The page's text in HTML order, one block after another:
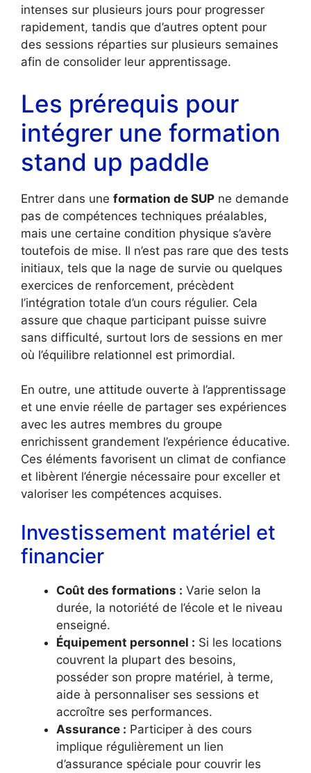
intenses sur plusieurs jours pour progresser
rapidement, tandis que d’autres optent pour
des sessions réparties sur plusieurs semaines
afin de consolider leur apprentissage.
Les prérequis pour
intégrer une formation
stand up paddle
Entrer dans une formation de SUP ne demande
pas de compétences techniques préalables,
mais une certaine condition physique s’avère
toutefois de mise. Il n’est pas rare que des tests
initiaux, tels que la nage de survie ou quelques
exercices de renforcement, précèdent
l’intégration totale d’un cours régulier. Cela
assure que chaque participant puisse suivre
sans difficulté, surtout lors de sessions en mer
où l’équilibre relationnel est primordial.
En outre, une attitude ouverte à l’apprentissage
et une envie réelle de partager ses expériences
avec les autres membres du groupe
enrichissent grandement l’expérience éducative.
Ces éléments favorisent un climat de confiance
et libèrent l’énergie nécessaire pour exceller et
valoriser les compétences acquises.
Investissement matériel et
financier
Coût des formations : Varie selon la
durée, la notoriété de l’école et le niveau
enseigné.
Équipement personnel : Si les locations
couvrent la plupart des besoins,
posséder son propre matériel, à terme,
aide à personnaliser ses sessions et
accroître ses performances.
Assurance : Participer à des cours
implique régulièrement un lien
d’assurance spéciale pour couvrir les